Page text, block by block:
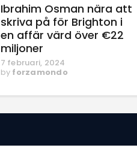
Ibrahim Osman nära att
skriva på för Brighton i
en affär värd över €22
miljoner
7 februari, 2024
by forzamondo